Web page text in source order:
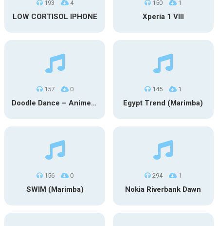
193 4
LOW CORTISOL IPHONE
150 1
Xperia 1 VIII
157 0
Doodle Dance – Anime (Marimba)
145 1
Egypt Trend (Marimba)
156 0
SWIM (Marimba)
294 1
Nokia Riverbank Dawn